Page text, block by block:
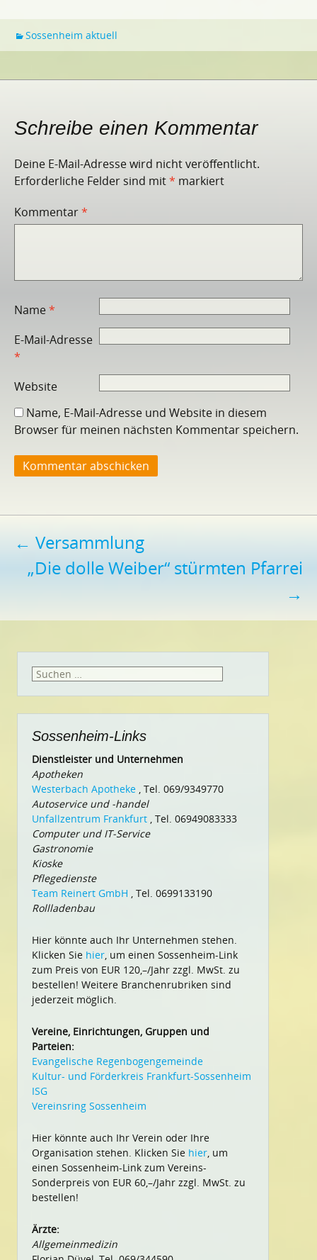
Sossenheim aktuell
Schreibe einen Kommentar
Deine E-Mail-Adresse wird nicht veröffentlicht.
Erforderliche Felder sind mit* markiert
Kommentar*
Name*
E-Mail-Adresse
*
Website
Name, E-Mail-Adresse und Website in diesem
Browser für meinen nächsten Kommentar speichern.
Beitragsnavigation
← Versammlung
„Die dolle Weiber“ stürmten Pfarrei
→
Suchen
Sossenheim-Links
Dienstleister und Unternehmen
Apotheken
Westerbach Apotheke , Tel. 069/9349770
Autoservice und -handel
Unfallzentrum Frankfurt , Tel. 06949083333
Computer und IT-Service
Gastronomie
Kioske
Pflegedienste
Team Reinert GmbH , Tel. 0699133190
Rollladenbau
Hier könnte auch Ihr Unternehmen stehen.
Klicken Sie hier, um einen Sossenheim-Link
zum Preis von EUR 120,–/Jahr zzgl. MwSt. zu
bestellen! Weitere Branchenrubriken sind
jederzeit möglich.
Vereine, Einrichtungen, Gruppen und
Parteien:
Evangelische Regenbogengemeinde
Kultur- und Förderkreis Frankfurt-Sossenheim
ISG
Vereinsring Sossenheim
Hier könnte auch Ihr Verein oder Ihre
Organisation stehen. Klicken Sie hier, um
einen Sossenheim-Link zum Vereins-
Sonderpreis von EUR 60,–/Jahr zzgl. MwSt. zu
bestellen!
Ärzte:
Allgemeinmedizin